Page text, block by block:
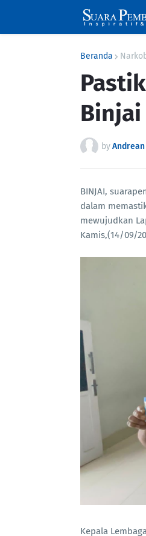
Beranda
Binjai
byAndrean
BINJAI,
dalam
mewujudkan
Kamis,(14/09/
Kepala